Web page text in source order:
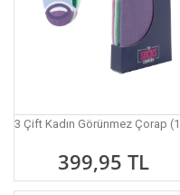
399,95 TL